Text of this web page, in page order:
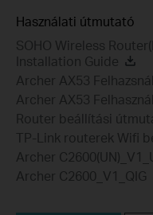
Használati útmutató
SOHO Wireless
Installation Guide
Archer AX53
Archer AX53
Router beállítási
TP-Link routerek Wifi
Archer
Archer C2600_V1_QIG